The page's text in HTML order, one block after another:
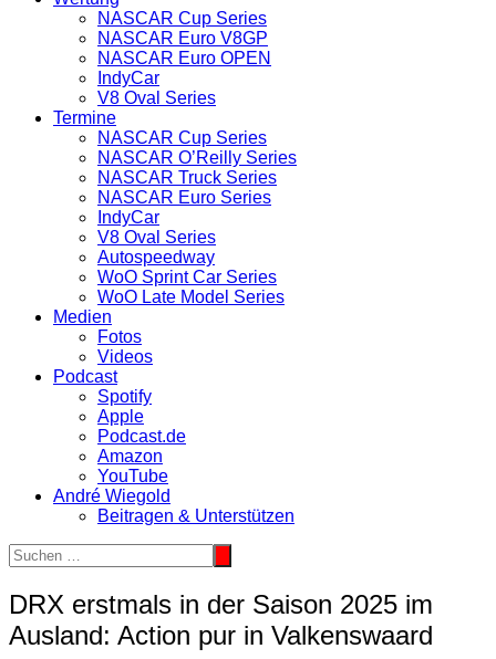
NASCAR Cup Series
NASCAR Euro V8GP
NASCAR Euro OPEN
IndyCar
V8 Oval Series
Termine
NASCAR Cup Series
NASCAR O’Reilly Series
NASCAR Truck Series
NASCAR Euro Series
IndyCar
V8 Oval Series
Autospeedway
WoO Sprint Car Series
WoO Late Model Series
Medien
Fotos
Videos
Podcast
Spotify
Apple
Podcast.de
Amazon
YouTube
André Wiegold
Beitragen & Unterstützen
DRX erstmals in der Saison 2025 im
Ausland: Action pur in Valkenswaard